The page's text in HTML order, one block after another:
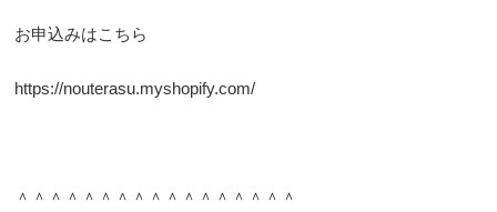
お申込みはこちら
https://nouterasu.myshopify.com/
＾＾＾＾＾＾＾＾＾＾＾＾＾＾＾＾＾